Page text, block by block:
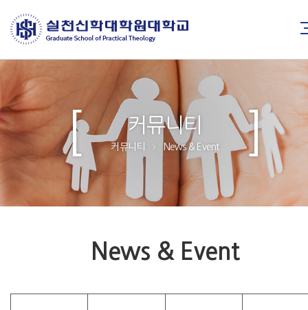
커뮤니티
커뮤니티 > News & Event
News & Event